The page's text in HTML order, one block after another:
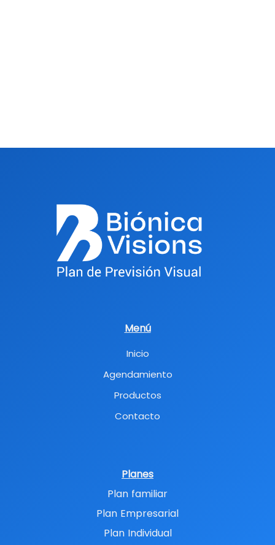
Menú
Inicio
Agendamiento
Productos
Contacto
Planes
Plan familiar
Plan Empresarial
Plan Individual